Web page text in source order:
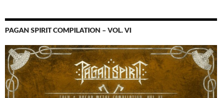
PAGAN SPIRIT COMPILATION – VOL. VI